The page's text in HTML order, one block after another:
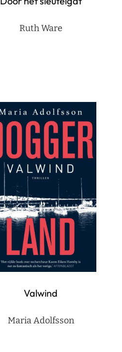
Ruth Ware
Valwind
Maria Adolfsson